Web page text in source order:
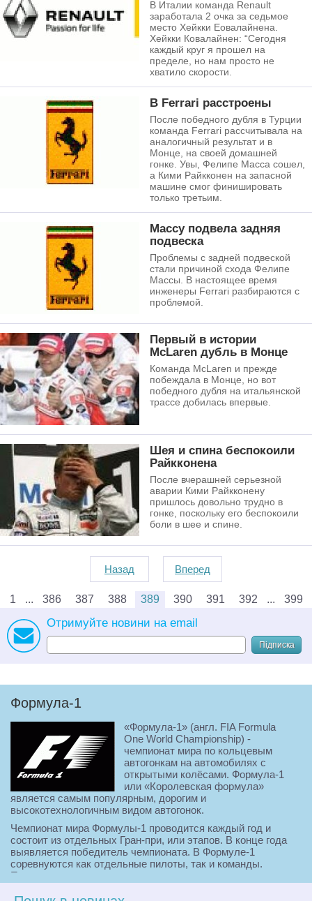
В Италии команда Renault
заработала 2 очка за седьмое
место Хейкки Еовалайнена.
Хейкки Ковалайнен: “Сегодня
каждый круг я прошел на
пределе, но нам просто не
хватило скорости.
В Ferrari расстроены
После победного дубля в Турции
команда Ferrari рассчитывала на
аналогичный результат и в
Монце, на своей домашней
гонке. Увы, Фелипе Масса сошел,
а Кими Райкконен на запасной
машине смог финишировать
только третьим.
Массу подвела задняя
подвеска
Проблемы с задней подвеской
стали причиной схода Фелипе
Массы. В настоящее время
инженеры Ferrari разбираются с
проблемой.
Первый в истории
McLaren дубль в Монце
Команда McLaren и прежде
побеждала в Монце, но вот
победного дубля на итальянской
трассе добилась впервые.
Шея и спина беспокоили
Райкконена
После вчерашней серьезной
аварии Кими Райкконену
пришлось довольно трудно в
гонке, поскольку его беспокоили
боли в шее и спине.
Назад Вперед
1 386 387 388 389 390 391 392 399
Отримуйте новини на email
Підписка
Формула-1
«Формула-1» (англ. FIA Formula
One World Championship) -
чемпионат мира по кольцевым
автогонкам на автомобилях с
открытыми колёсами. Формула-1
или «Королевская формула»
является самым популярным, дорогим и
высокотехнологичным видом автогонок.
Чемпионат мира Формулы-1 проводится каждый год и
состоит из отдельных Гран-при, или этапов. В конце года
выявляется победитель чемпионата. В Формуле-1
соревнуются как отдельные пилоты, так и команды.
Пилоты соревнуются за титул чемпиона мира, а команды -